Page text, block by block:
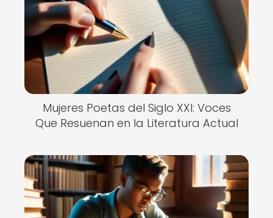
Mujeres Poetas del Siglo XXI: Voces
Que Resuenan en la Literatura Actual